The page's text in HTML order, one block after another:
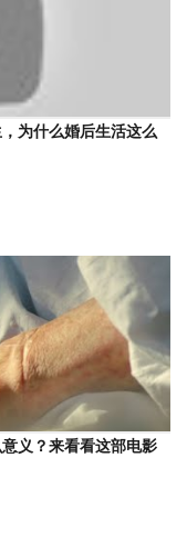
为什么婚后生活这么
义？来看看这部电影